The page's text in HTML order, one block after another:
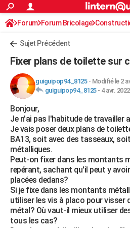
ACTUALITÉS
Politique
Société
Faits Divers
Education
Monde
Villes
+
FINANCE
Retraite
Impôts
Epargne
Immobilier
Risques naturels par ville
Banque
Assurance
Crédit
AUTO
Essais
Réserver un essai
Citadines
Berlines
SUV
Forum auto
+HIGH-TECH
Mobiles
Meilleur smartphone
Internet
Ordinateurs
Jeux vidéo
Guide high-tech
+BRICOLAGE
Forum
Aménagement intérieur
Extérieur
Cuisine
Salle de bains
Jardinage
Rangement
WEEK-END
Guides de France
Escapades
Patrimoine
Expositions
Musées
Week-end nature
LIFESTYLE
Art de vivre
Bien-être
Loisirs
Mode
Modes de vie
SANTE
Alimentation
Guide de la santé
Maladies
Médicaments
Sommeil
VOYAGE
S'inscrire
Forum Forum Bricolage
Sujet Précédent
Fixer plans de toilette sur
guiguipop94_8125- Modifié le 2
guiguipop94_8125- 4 avr.
Bonjour,
Je n'ai pas l'habitude de travailler
Je vais poser deux plans de
BA13, soit avec des tasseaux,
métalliques.
Peut-on fixer dans les montants
repérant, sachant qu'il peut y
placées dedans?
Si je fixe dans les montants
utiliser les vis à placo pour visser
métal? Où vaut-il mieux utiliser
tous les cas?